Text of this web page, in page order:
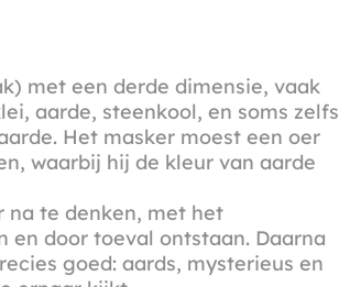
met een derde dimensie, vaak
aarde, steenkool, en soms zelfs
Het masker moest een oer
waarbij hij de kleur van aarde
na te denken, met het
en door toeval ontstaan. Daarna
goed: aards, mysterieus en